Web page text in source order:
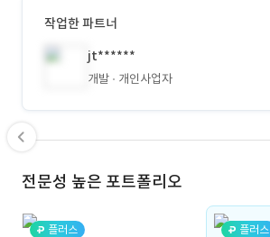
작업한 파트너
jt******
개발 개인사업자
전문성 높은 포트폴리오
플러스 플러스